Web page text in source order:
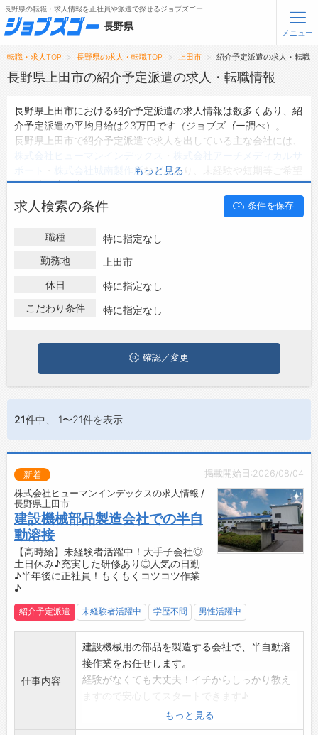
無料会員登録 ログイン
メニュー
トップ
タップで簡単に求人を探す
【初めての方へ】
長野県の求人検索で選ばれる理由
転職支援サービス
お問い合わせ
よくあるご質問
長野県の転職・求人情報を正社員や派遣で探せるジョブズゴー
長野県
メニュー
転職・求人TOP 長野県の求人・転職TOP 上田市 紹介予定派遣の求人・転職
長野県上田市の紹介予定派遣の求人・転職情報
長野県上田市における紹介予定派遣の求人情報は数多くあり、紹
介予定派遣の平均月給は23万円です（ジョブズゴー調べ）。
長野県上田市で紹介予定派遣で求人を出している主な会社には、
株式会社城南製作所 などがあり、未経験や短期等ご希望
の条件で絞り込みができます。
長野県上田市の地域密着型の求人サイトであるジョブズゴーでは
長野県上田市の紹介予定派遣として働ける求人情報を22件取り
扱っています。
ハローワークにはない求人も多数扱っており、転職だけでなく、
第二新卒から50代・60代以上の方の再就職も可能です。 長野県
興味のある職種に応募してみてくださいね。
もっと見る
求人検索の条件 条件を保存
職種
特に指定なし
勤務地
上田市
休日
特に指定なし
こだわり条件
特に指定なし
確認／変更
21件中、 1〜21件を表示
掲載開始日:2026/08/04
新着
株式会社ヒューマンインデックスの求人情報 /
長野県上田市
建設機械部品製造会社での半自
動溶接
【高時給】未経験者活躍中！大手子会社◎
土日休み♪充実した研修あり◎人気の日勤
♪半年後に正社員！もくもくコツコツ作業
♪
紹介予定派遣 未経験者活躍中 学歴不問 男性活躍中
仕事内容
建設機械用の部品を製造する会社で、半自動溶
接作業をお任せします。
経験がなくても大丈夫！イチからしっかり教え
【具体的な業務内容】
・半自動溶接機を使った部品の溶接作業
もっと見る